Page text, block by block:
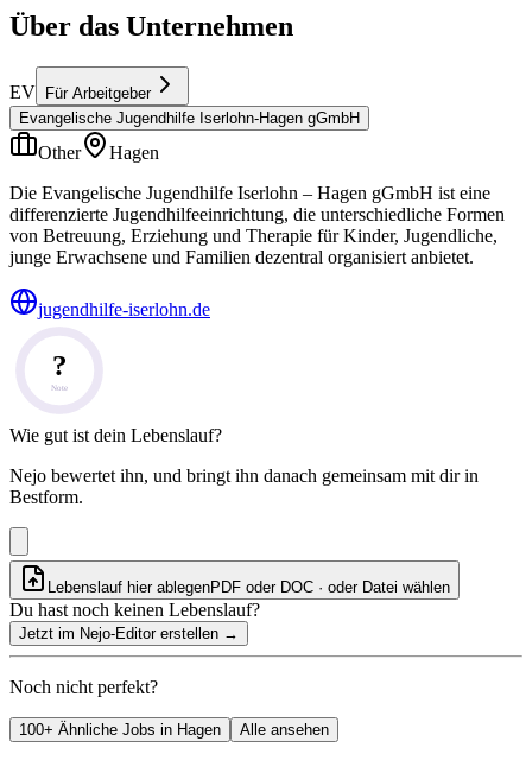
Über das Unternehmen
EV
Für Arbeitgeber
Evangelische Jugendhilfe Iserlohn-Hagen gGmbH
Other
Hagen
Die Evangelische Jugendhilfe Iserlohn – Hagen gGmbH ist eine
differenzierte Jugendhilfeeinrichtung, die unterschiedliche Formen
von Betreuung, Erziehung und Therapie für Kinder, Jugendliche,
junge Erwachsene und Familien dezentral organisiert anbietet.
jugendhilfe-iserlohn.de
?
Note
Wie gut ist dein Lebenslauf?
Nejo bewertet ihn, und bringt ihn danach gemeinsam mit dir in
Bestform.
Lebenslauf hier ablegenPDF oder DOC · oder Datei wählen
Du hast noch keinen Lebenslauf?
Jetzt im Nejo-Editor erstellen →
Noch nicht perfekt?
100+ Ähnliche Jobs in Hagen Alle ansehen